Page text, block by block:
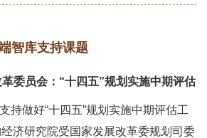
智库支持课题
委员会：“十四五”规划实施中期评估
持做好“十四五”规划实施中期评估工
济研究院受国家发展改革委规划司委